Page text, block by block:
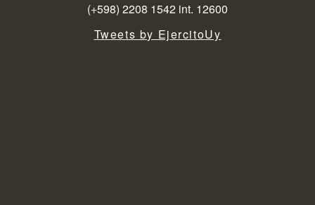
(+598) 2208 1542 int. 12600
Tweets by EjercitoUy